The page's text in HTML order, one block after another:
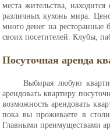
места жительства,
различных кухонь мира.
много денег на ресторанные
своих посетителей. Клубы,
Посуточная аренда
Выбирая любую
арендовать квартиру
возможность арендовать
пока вы проживаете в
Главными преимуществами